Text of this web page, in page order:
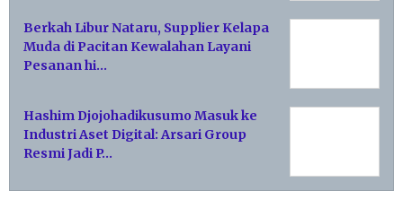
Berkah Libur Nataru, Supplier Kelapa
Muda di Pacitan Kewalahan Layani
Pesanan hi…
Hashim Djojohadikusumo Masuk ke
Industri Aset Digital: Arsari Group
Resmi Jadi P…